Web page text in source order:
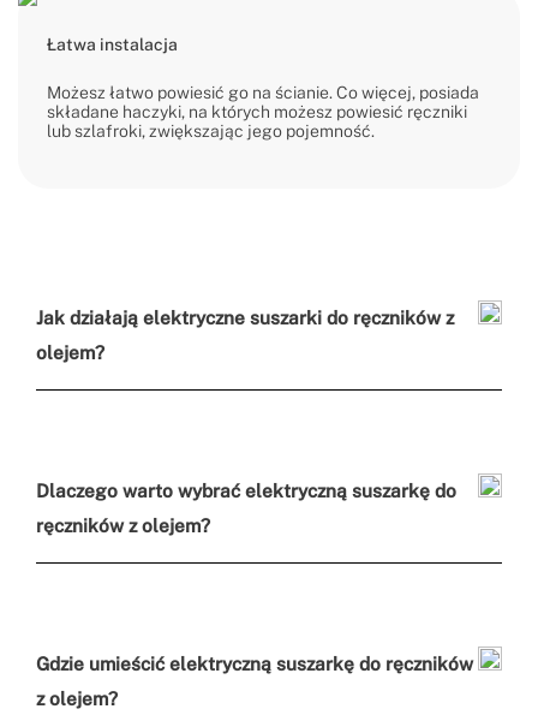
Łatwa instalacja
Możesz łatwo powiesić go na ścianie. Co więcej, posiada
składane haczyki, na których możesz powiesić ręczniki
lub szlafroki, zwiększając jego pojemność.
Jak działają elektryczne suszarki do ręczników z
olejem?
Dlaczego warto wybrać elektryczną suszarkę do
ręczników z olejem?
Gdzie umieścić elektryczną suszarkę do ręczników
z olejem?